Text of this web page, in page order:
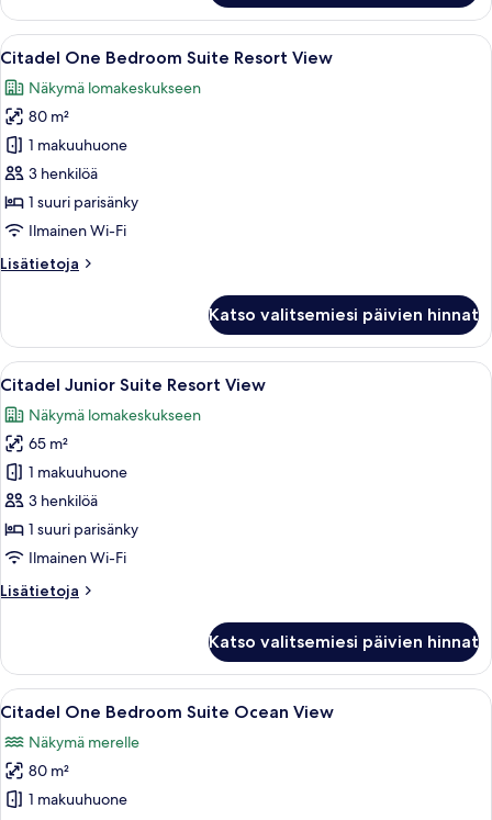
parveke,
valtamerinäköala
Avaa
kaikki
huonetyypin
Citadel
One
Bedroom
Suite
Resort
kuvat
Moderni olohuone, jossa on sohva,
8
Citadel One Bedroom Suite Resort View
Näkymä lomakeskukseen
80 m²
1 makuuhuone
3 henkilöä
1 suuri parisänky
Ilmainen Wi-Fi
Lisätietoja
Lisätietoja
Bedroom
Suite
Resort
Katso valitsemiesi päivien hinnat
Avaa
kaikki
huonetyypin
Citadel
Junior
Suite
Resort
View
Parvekkeella on kaksi tuolia ja pieni
9
Citadel Junior Suite Resort View
Näkymä lomakeskukseen
65 m²
1 makuuhuone
3 henkilöä
1 suuri parisänky
Ilmainen Wi-Fi
Lisätietoja
Lisätietoja
Suite
Resort
View
Katso valitsemiesi päivien hinnat
Avaa
kaikki
huonetyypin
Citadel
One
Moderni hotellihuone, jossa on
6
Citadel One Bedroom Suite Ocean View
Näkymä merelle
80 m²
1 makuuhuone